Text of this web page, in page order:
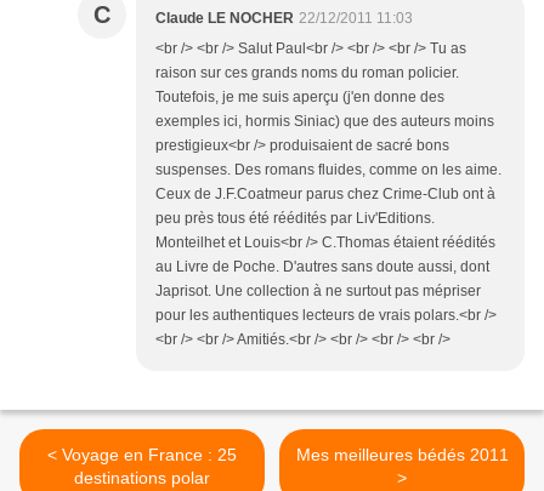
C Claude LE NOCHER 22/12/2011 11:03
<br /> <br /> Salut Paul<br /> <br /> <br /> Tu as
raison sur ces grands noms du roman policier.
Toutefois, je me suis aperçu (j'en donne des
exemples ici, hormis Siniac) que des auteurs moins
prestigieux<br /> produisaient de sacré bons
suspenses. Des romans fluides, comme on les aime.
Ceux de J.F.Coatmeur parus chez Crime-Club ont à
peu près tous été réédités par Liv'Editions.
Monteilhet et Louis<br /> C.Thomas étaient réédités
au Livre de Poche. D'autres sans doute aussi, dont
Japrisot. Une collection à ne surtout pas mépriser
pour les authentiques lecteurs de vrais polars.<br />
<br /> <br /> Amitiés.<br /> <br /> <br /> <br />
< Voyage en France : 25
destinations polar
Mes meilleures bédés 2011
>